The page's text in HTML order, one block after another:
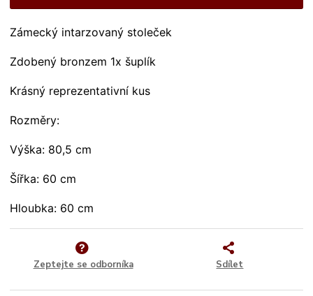
Zámecký intarzovaný stoleček
Zdobený bronzem 1x šuplík
Krásný reprezentativní kus
Rozměry:
Výška: 80,5 cm
Šířka: 60 cm
Hloubka: 60 cm
Zeptejte se odborníka Sdílet